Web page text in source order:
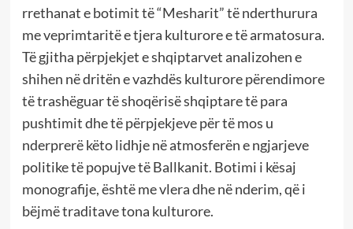
rrethanat e botimit të “Mesharit” të nderthurura
me veprimtaritë e tjera kulturore e të armatosura.
Të gjitha përpjekjet e shqiptarvet analizohen e
shihen në dritën e vazhdës kulturore përendimore
të trashëguar të shoqërisë shqiptare të para
pushtimit dhe të përpjekjeve për të mos u
nderprerë këto lidhje në atmosferën e ngjarjeve
politike të popujve të Ballkanit. Botimi i kësaj
monografije, është me vlera dhe në nderim, që i
bëjmë traditave tona kulturore.